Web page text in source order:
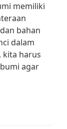
memiliki
bahan
dalam
kita harus
agar